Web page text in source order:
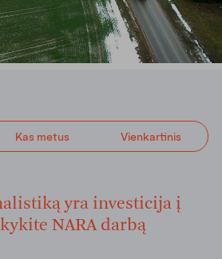
Kas metus Vienkartinis
yra investicija į
NARA darbą